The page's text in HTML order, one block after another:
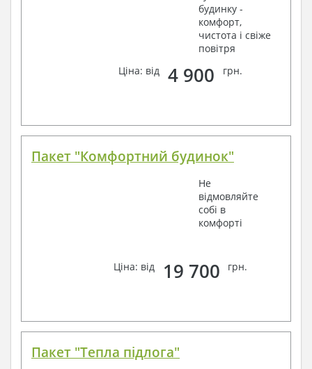
будинку -
комфорт,
чистота і свіже
повітря
Ціна: від
4 900 грн.
Пакет "Комфортний будинок"
Не
відмовляйте
собі в
комфорті
Ціна: від 19 700 грн.
Пакет "Тепла підлога"